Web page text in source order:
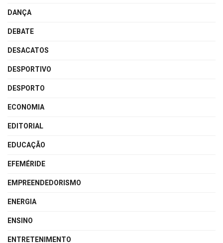
DANÇA
DEBATE
DESACATOS
DESPORTIVO
DESPORTO
ECONOMIA
EDITORIAL
EDUCAÇÃO
EFEMÉRIDE
EMPREENDEDORISMO
ENERGIA
ENSINO
ENTRETENIMENTO